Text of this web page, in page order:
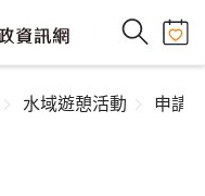
水域遊憩活動 申請